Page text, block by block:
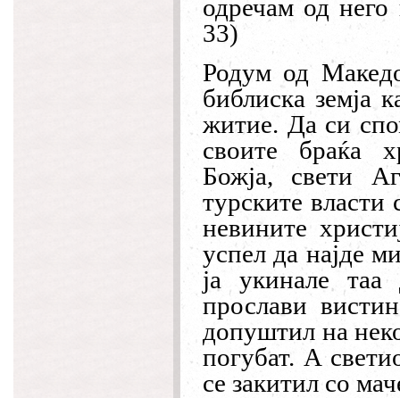
одречам од
33)
Родум од
библиска земја
житие. Да си
своите браќа
Божја, свети
турските
невините
успел да најде
ја укинале
прослави
допуштил на
погубат. А
се закитил со